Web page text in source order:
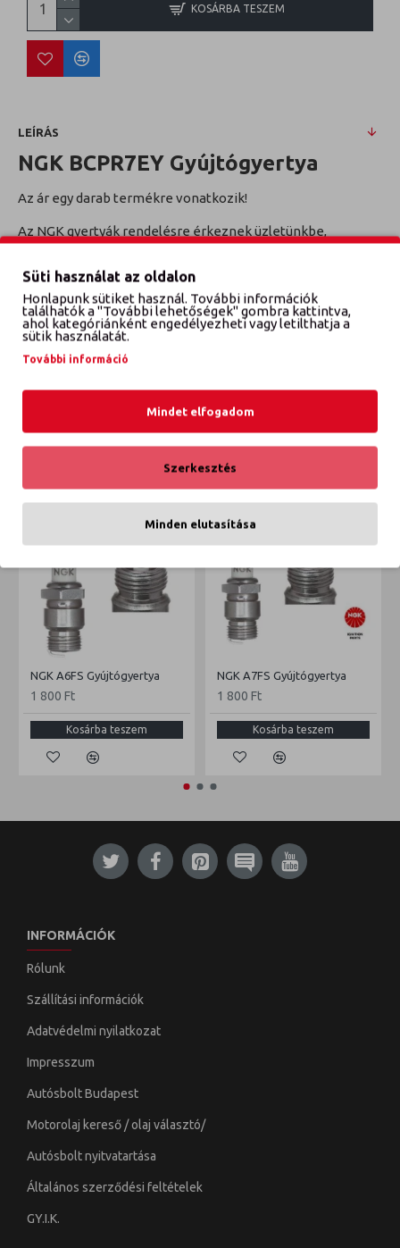
KOSÁRBA TESZEM
LEÍRÁS
NGK BCPR7EY Gyújtógyertya
Az ár egy darab termékre vonatkozik!
Az NGK gyertyák rendelésre érkeznek üzletünkbe,
következő munkanapon.
TECDOC Cikkszám: 2056
NGK A6FS Gyújtógyertya
1 800 Ft
Kosárba teszem
NGK A7FS Gyújtógyertya
1 800 Ft
Kosárba teszem
INFORMÁCIÓK
Rólunk
Szállítási információk
Adatvédelmi nyilatkozat
Impresszum
Autósbolt Budapest
Motorolaj kereső / olaj választó/
Autósbolt nyitvatartása
Általános szerződési feltételek
GY.I.K.
Süti használat az oldalon
Honlapunk sütiket használ. További információk
találhatók a "További lehetőségek" gombra kattintva,
ahol kategóriánként engedélyezheti vagy letilthatja a
sütik használatát.
További információ
Mindet elfogadom
Szerkesztés
Minden elutasítása